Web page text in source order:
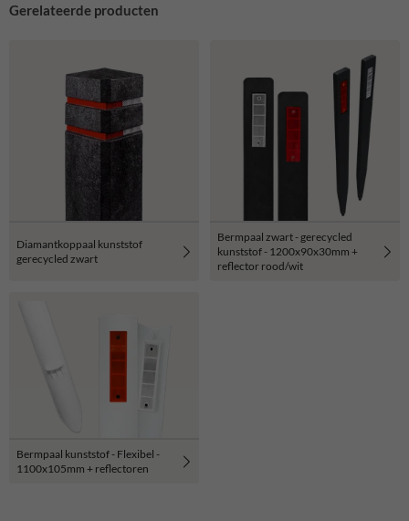
Gerelateerde producten
Diamantkoppaal kunststof
gerecycled zwart
Bermpaal zwart - gerecycled
kunststof - 1200x90x30mm +
reflector rood/wit
Bermpaal kunststof - Flexibel -
1100x105mm + reflectoren